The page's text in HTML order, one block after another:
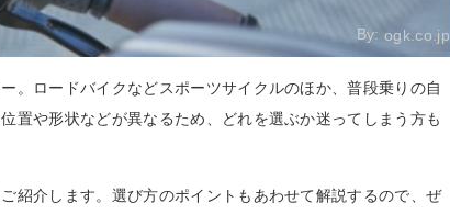
By:ogk.co.jp
。ロードバイクなどスポーツサイクルのほか、普段乗りの自
置や形状などが異なるため、どれを選ぶか迷ってしまう方も
紹介します。選び方のポイントもあわせて解説するので、ぜ